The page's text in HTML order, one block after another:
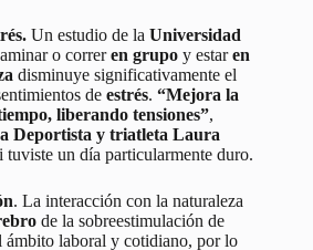
Un estudio de la Universidad
o correren grupo y estaren
disminuye significativamente el
de estrés. “Mejora la
liberando tensiones”,
Deportista y triatleta Laura
tuviste un día particularmente duro.
. La interacción con la naturaleza
de la sobreestimulación de
ámbito laboral y cotidiano, por lo